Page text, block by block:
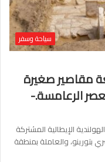
سياحة وسفر
مقاصير صغيرة
الرعامسة.-
الإيطالية المشتركة
بتورينو، والعاملة بمنطقة